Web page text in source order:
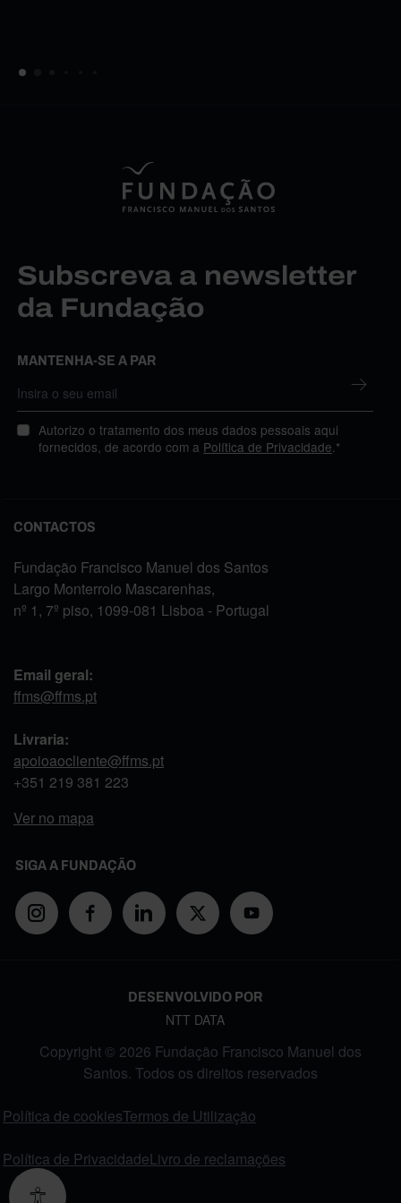
Subscreva a newsletter
da Fundação
MANTENHA-SE A PAR
Autorizo o tratamento dos meus dados pessoais aqui
fornecidos, de acordo com a Política de Privacidade.*
CONTACTOS
Fundação Francisco Manuel dos Santos
Largo Monterroio Mascarenhas,
nº 1, 7º piso, 1099-081 Lisboa - Portugal
Email geral:
ffms@ffms.pt
Livraria:
apoioaocliente@ffms.pt
+351 219 381 223
Ver no mapa
SIGA A FUNDAÇÃO
DESENVOLVIDO POR
NTT DATA
Copyright © 2026 Fundação Francisco Manuel dos
Santos. Todos os direitos reservados
Política de cookiesTermos de Utilização
Política de PrivacidadeLivro de reclamações